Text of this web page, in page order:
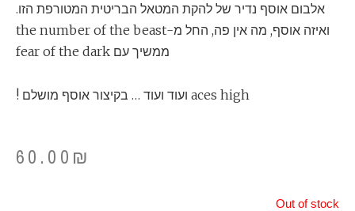
אלבום אוסף נדיר של להקת המטאל הבריטית המטורפת הזו.
ואיזה אוסף, מה אין פה, החל מ-the number of the beast
ממשיך עם fear of the dark
aces high ועוד ועוד … בקיצור אוסף מושלם !
60.00 ₪
Out of stock